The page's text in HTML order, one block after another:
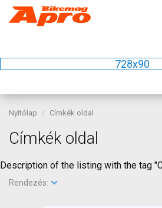
728x90
Nyitólap Címkék oldal
Címkék oldal
Description of the listing with the tag
Rendezés: